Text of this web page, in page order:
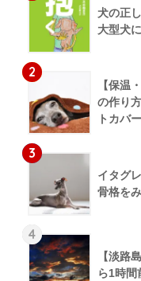
犬の正
大型犬
2
【保温
の作り
トカバ
3
イタグ
骨格を
4
【淡路
ら1時間